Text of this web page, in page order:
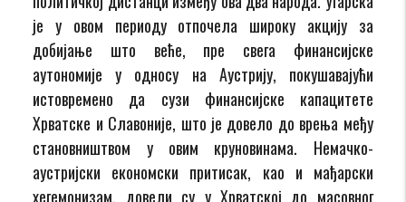
је у овом периоду отпочела широку акцију за
добијање што веће, пре свега финансијске
аутономије у односу на Аустрију, покушавајући
истовремено да сузи финансијске капацитете
Хрватске и Славоније, што је довело до врења међу
становништвом у овим круновинама. Немачко-
аустријски економски притисак, као и мађарски
хегемонизам, довели су у Хрватској до масовног